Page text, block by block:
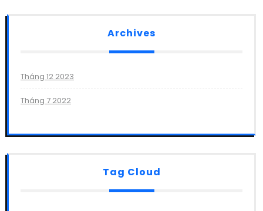
Archives
Tháng 12 2023
Tháng 7 2022
Tag Cloud